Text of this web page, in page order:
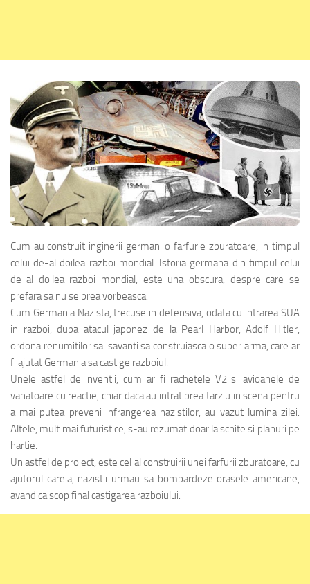
Cum au construit inginerii germani o farfurie zburatoare, in timpul
celui de-al doilea razboi mondial. Istoria germana din timpul celui
de-al doilea razboi mondial, este una obscura, despre care se
prefara sa nu se prea vorbeasca.
Cum Germania Nazista, trecuse in defensiva, odata cu intrarea SUA
in razboi, dupa atacul japonez de la Pearl Harbor, Adolf Hitler,
ordona renumitilor sai savanti sa construiasca o super arma, care ar
fi ajutat Germania sa castige razboiul.
Unele astfel de inventii, cum ar fi rachetele V2 si avioanele de
vanatoare cu reactie, chiar daca au intrat prea tarziu in scena pentru
a mai putea preveni infrangerea nazistilor, au vazut lumina zilei.
Altele, mult mai futuristice, s-au rezumat doar la schite si planuri pe
hartie.
Un astfel de proiect, este cel al construirii unei farfurii zburatoare, cu
ajutorul careia, nazistii urmau sa bombardeze orasele americane,
avand ca scop final castigarea razboiului.